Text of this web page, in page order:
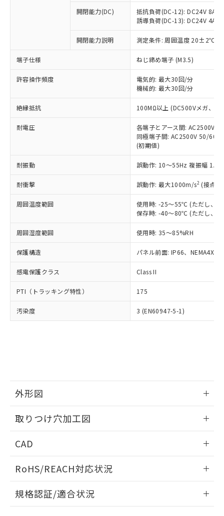
開閉能力(DC)
抵抗負荷(DC-12): DC24V 8A/
誘導負荷(DC-13): DC24V 4A/
開閉能力説明 測定条件: 周囲温度 20±2℃、
端子仕様 ねじ締め端子 (M3.5)
許容操作頻度
電気的: 最大30回/分
機械的: 最大30回/分
絶縁抵抗 100MΩ以上 (DC500Vメガ、点
耐電圧
各端子とアース間: AC2500V
同極端子間: AC2500V 50/
(初期値)
耐振動 誤動作: 10～55Hz 複振幅
耐衝撃 誤動作: 最大1000m/s2 (接点
周囲温度範囲
使用時: -25～55℃ (ただし、氷
保存時: -40～80℃ (ただし、氷
周囲湿度範囲 使用時: 35～85%RH
保護構造 パネル前面: IP66、NEMA4X,
感電保護クラス Class II
PTI（トラッキング特性） 175
汚染度 3 (EN60947-5-1)
外形図
取りつけ穴加工図
CAD
ドすることができます。
ログイン/会員登録
RoHS/REACH対応状況
EU RoHS 注意事項・凡例
規格認証/適合状況
ことをご了承ください。
在庫状況および標準価格照会結果は、
記載している更新日時点での社内デー
タに基づき作成されるものであり、閲
覧された時点での実際の在庫および標
準価格とは異なる場合があることをご
正式な納期状況および標準価格はお客
様のお取引先、またはお客様担当のオ
ムロン制御機器販売店・当社販売員に
オムロン制御機器販売店や当社販売拠
販売ネットワーク
」をご確認
在庫状況および標準価格結果を当社の
事前の承諾なく第三者に漏洩または開
示しないようお願いします。
マイパーツ機能（部品リスト作成サー
ビス）をご利用いただくには、I-Web
メンバーズにご登録されている必要が
お客様が当ウェブサイト上で当社にご
登録された部品リストについて、当社
および当社の共同利用者が、当社の製
品・サービスに関するお客様との取
引・商談に必要な範囲で利用すること
※当社の共同利用者とは、"個人情報
の「1.共同利
用者の範囲」に記載されている法人を
いたものが、含有品と判明した場合などや
むを得ず変更することがあります。
*EU RoHS指令（10物質）：
鉛(Pb) 1000ppm以下、 水銀(Hg) 1000ppm以下、 カド
六価クロム(Cr(Ⅵ)) 1000ppm以下、ポリ臭化ビフェニル
類(PBB) 1000ppm以下、ポリ臭化ジフェニルエーテル類
(PBDE) 1000ppm以下、フタル酸ビス(2-エチルヘキシ
ル) (DEHP)(別名：DOP) 1000ppm以下、フタル酸ブチ
ルベンジル（BBP） 1000ppm以下、フタル酸ジブチル
（DBP） 1000ppm以下、フタル酸ジイソブチル
(DIBP) 1000ppm以下
但し、RoHS指令で産業用監視および制御機器に対する
フタル酸エステル類の４物質については閾値を超える意
図的な使用がないことを確認しています。
部品在庫の切り替え状況などにより、予定
月が前後することがあります。
※3 非含有証明書ダウンロード
下記の非含有証明書をダウンロードするこ
とができます。
EU RoHS指令（10物質）の非含有証明書
51物質の非含有証明書（当社基準）
※本証明書は発行日時点で非含有を証明す
るもので、過去に遡って非含有を証明する
していることから、特段のことがない限
り、2022年1月12日より割愛しておりま
す。
基準値を超えていることを示します。
「－」：未確認です。当社販売部門へお問
ム) : 100ppm、
Cr(Ⅵ)(六価クロム) : 1000ppm、 PBBs(ポリ臭化ビフェ
ニル類) : 1000ppm、 PBDEs(ポリ臭化ジフェニルエーテ
ル類) : 1000ppm、
DBP(フタル酸ジブチル) : 1000ppm、 DIBP(フタル酸ジ
イソブチル) : 1000ppm、 BBP(フタル酸ブチルベンジ
ル) : 1000ppm、
DEHP(フタル酸ビス(2-エチルヘキシル)) : 1000ppm
「ｅ」：有害物質（10物質）のすべてが基
準値以下であることを示します。
「10」：通常の使用状況下において有害物
質が外部に漏えいし、環境に深刻な影響を
及ぼさない年数を意味します。
「－」：未確認です。当社販売部門へお問
い合わせください。
当社は、これら貴社製品のうち、外国
為替および外国貿易法に定める商品
（以下｢規制貨物等」という）を輸出
または国外への提供する場合は、日本
国政府の輸出許可(または役務取引許
可)を取得するなどの必要な手続きを
当社は規制貨物を破棄する場合は、完
全に破砕するなど、違法に輸出されな
いよう必要な手段を講じます。
当社は貴社製品を、核兵器、ミサイ
ル、化学兵器、生物兵器またはその他
武器並びにこれらの製造装置等に一切
当社は、貴社製品を第三者に販売する
場合は、上記1、2および3の内容を当
該第三者に通知します。また当社は、
販売先および販売に係わる関係者が違
法に輸出するおそれがある場合は、取
り引きをいたしません。
キャンセル
説明
○ 一定数以上の在庫あり
一定数には満たないが在庫あり
在庫なし(最新の在庫状況につ
いては、お客様のお取引先、ま
たはお客様担当のオムロン制御
機器販売店・当社販売員にご確
白
受注生産機種、また在庫状況の
情報を公開していない機種